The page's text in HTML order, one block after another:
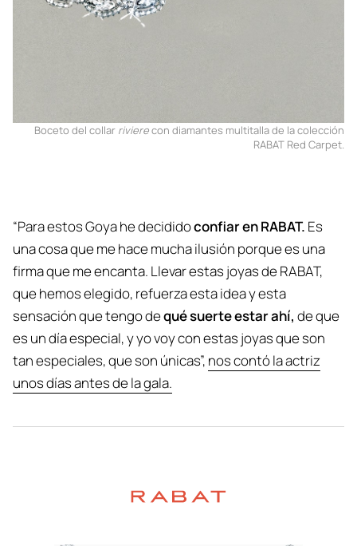
Boceto del collar rivierecon diamantes multitalla de la colección
RABAT Red Carpet.
“Para estos Goya he decididoconfiar en RABAT. Es
una cosa que me hace mucha ilusión porque es una
firma que me encanta. Llevar estas joyas de RABAT,
que hemos elegido, refuerza esta idea y esta
sensación que tengo dequé suerte estar ahí, de que
es un día especial, y yo voy con estas joyas que son
tan especiales, que son únicas”, nos contó la actriz
unos días antes de la gala.